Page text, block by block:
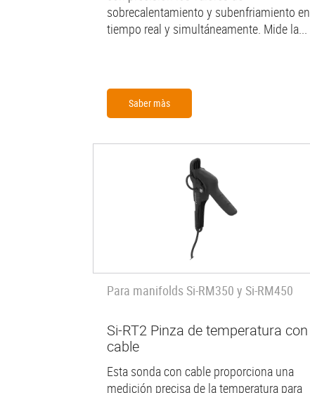
sobrecalentamiento y subenfriamiento en
tiempo real y simultáneamente. Mide la...
Saber màs
Para manifolds Si-RM350 y Si-RM450
Si-RT2 Pinza de temperatura con
cable
Esta sonda con cable proporciona una
medición precisa de la temperatura para